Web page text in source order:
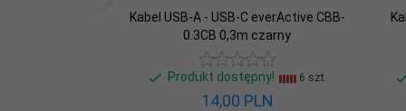
Kabel USB-A - USB-C everActive CBB-
0.3CB 0,3m czarny
Produkt dostępny! 6 szt.
14,00 PLN